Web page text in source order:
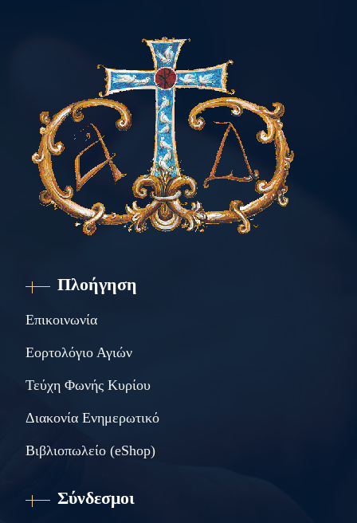
Πλοήγηση
Επικοινωνία
Εορτολόγιο Αγιών
Τεύχη Φωνής Κυρίου
Διακονία Ενημερωτικό
Βιβλιοπωλείο (eShop)
Σύνδεσμοι